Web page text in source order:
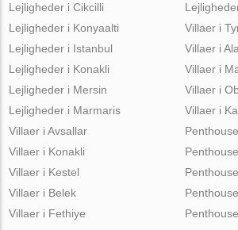
Lejligheder i Cikcilli
Lejligheder i Konyaalti
Lejligheder i Istanbul
Lejligheder i Konakli
Lejligheder i Mersin
Lejligheder i Marmaris
Villaer i
Villaer i
Villaer i
Villaer i
Villaer i
Villaer i Avsallar
Villaer i Konakli
Villaer i Kestel
Villaer i Belek
Villaer i Fethiye